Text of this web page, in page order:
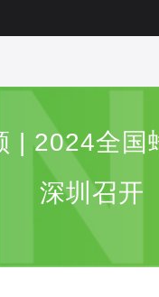
| 2024全国
深圳召开